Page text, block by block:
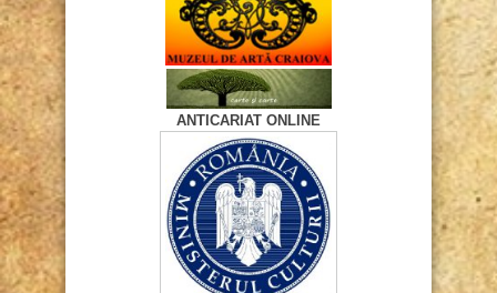
ANTICARIAT ONLINE